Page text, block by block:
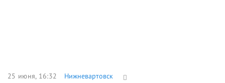
25 июня, 16:32 Нижневартовск